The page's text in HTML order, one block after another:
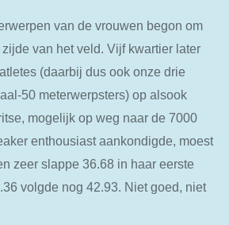
van de vrouwen begon om
van het veld. Vijf kwartier later
(daarbij dus ook onze drie
50 meterwerpsters) op alsook
mogelijk op weg naar de 7000
enthousiast aankondigde, moest
zeer slappe 36.68 in haar eerste
volgde nog 42.93. Niet goed, niet